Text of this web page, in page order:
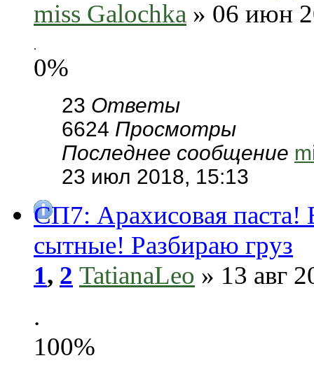
miss Galochka » 06 июн
.
0%
23 Ответы
6624 Просмотры
Последнее сообщение
23 июл 2018, 15:13
СП7: Арахисовая паста!
сытные! Разбираю груз
1, 2 TatianaLeo » 13 авг
.
100%